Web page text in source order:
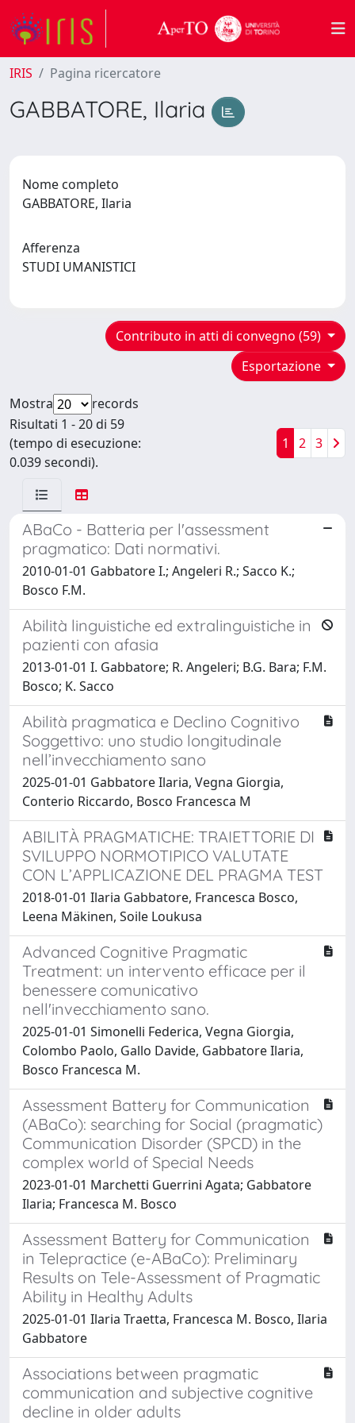
IRIS Pagina ricercatore
GABBATORE, Ilaria
Nome completo
GABBATORE, Ilaria
Afferenza
STUDI UMANISTICI
Contributo in atti di convegno (59)
Esportazione
Mostra
records
Risultati 1 - 20 di 59
(tempo di esecuzione:
0.039 secondi).
1 2 3
ABaCo - Batteria per l'assessment
pragmatico: Dati normativi.
2010-01-01 Gabbatore I.; Angeleri R.; Sacco K.;
Bosco F.M.
Abilità linguistiche ed extralinguistiche in
pazienti con afasia
2013-01-01 I. Gabbatore; R. Angeleri; B.G. Bara; F.M.
Bosco; K. Sacco
Abilità pragmatica e Declino Cognitivo
Soggettivo: uno studio longitudinale
nell’invecchiamento sano
2025-01-01 Gabbatore Ilaria, Vegna Giorgia,
Conterio Riccardo, Bosco Francesca M
ABILITÀ PRAGMATICHE: TRAIETTORIE DI
SVILUPPO NORMOTIPICO VALUTATE
CON L’APPLICAZIONE DEL PRAGMA TEST
2018-01-01 Ilaria Gabbatore, Francesca Bosco,
Leena Mäkinen, Soile Loukusa
Advanced Cognitive Pragmatic
Treatment: un intervento efficace per il
benessere comunicativo
nell'invecchiamento sano.
2025-01-01 Simonelli Federica, Vegna Giorgia,
Colombo Paolo, Gallo Davide, Gabbatore Ilaria,
Bosco Francesca M.
Assessment Battery for Communication
(ABaCo): searching for Social (pragmatic)
Communication Disorder (SPCD) in the
complex world of Special Needs
2023-01-01 Marchetti Guerrini Agata; Gabbatore
Ilaria; Francesca M. Bosco
Assessment Battery for Communication
in Telepractice (e-ABaCo): Preliminary
Results on Tele-Assessment of Pragmatic
Ability in Healthy Adults
2025-01-01 Ilaria Traetta, Francesca M. Bosco, Ilaria
Gabbatore
Associations between pragmatic
communication and subjective cognitive
decline in older adults